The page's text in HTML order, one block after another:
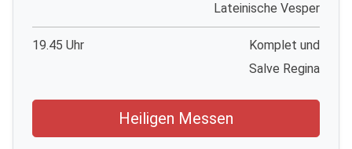
Lateinische Vesper
19.45 Uhr
Komplet und
Salve Regina
Heiligen Messen